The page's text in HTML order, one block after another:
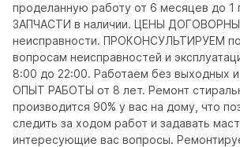
проделанную работу от 6 месяцев до 1
ЗАПЧАСТИ в наличии. ЦЕНЫ
неисправности. ПРОКОНСУЛЬТИРУЕМ
вопросам неисправностей и
8:00 до 22:00. Работаем без выходных и
ОПЫТ РАБОТЫ от 8 лет. Ремонт
производится 90% у вас на дому, что
следить за ходом работ и задавать
интересующие вас вопросы.